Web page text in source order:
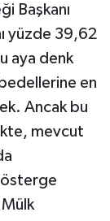
Başkanı
yüzde 39,62
aya denk
en
Ancak bu
mevcut